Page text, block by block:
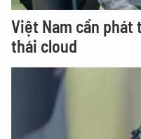
Việt Nam cần
thái cloud